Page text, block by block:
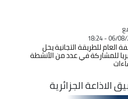
06/08/
العام للطريقة التجانية يحل
للمشاركة في عدد من الأنشطة
الجزائرية